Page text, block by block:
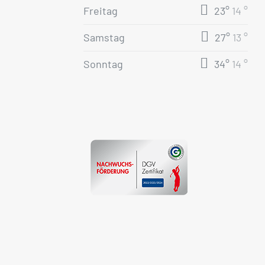
Freitag 23° 14 °
Samstag 27° 13 °
Sonntag 34° 14 °